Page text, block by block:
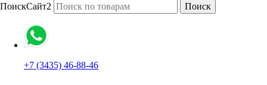
ПоискСайт2 Поиск
+7 (3435) 46-88-46